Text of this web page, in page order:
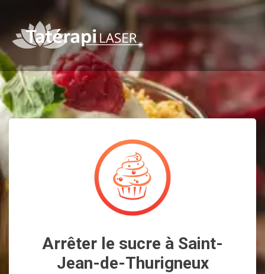
Arrêter le sucre à Saint-
Jean-de-Thurigneux